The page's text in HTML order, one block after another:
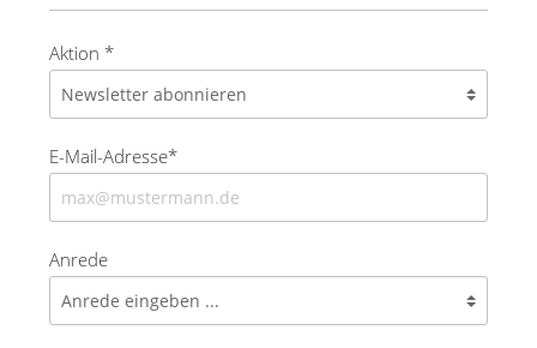
Aktion *
E-Mail-Adresse*
Anrede